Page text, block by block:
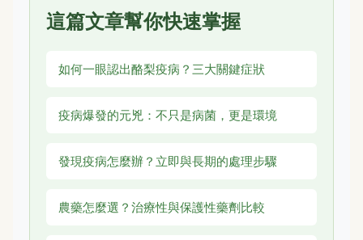
這篇文章幫你快速掌握
如何一眼認出酪梨疫病？三大關鍵症狀
疫病爆發的元兇：不只是病菌，更是環境
發現疫病怎麼辦？立即與長期的處理步驟
農藥怎麼選？治療性與保護性藥劑比較